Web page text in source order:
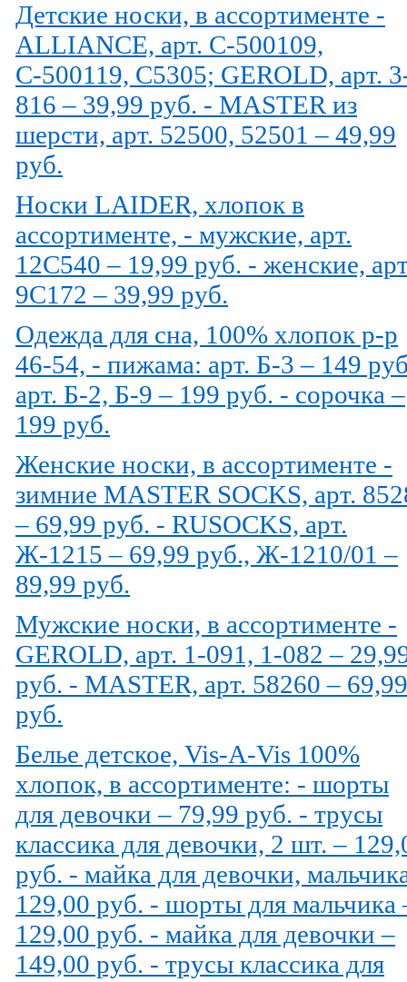
Детские носки, в ассортименте -
ALLIANCE, арт. С-500109,
С-500119, C5305; GEROLD, арт.
816 – 39,99 руб. - MASTER из
шерсти, арт. 52500, 52501 – 49,99
руб.
Носки LAIDER, хлопок в
ассортименте, - мужские, арт.
12С540 – 19,99 руб. - женские,
9С172 – 39,99 руб.
Одежда для сна, 100% хлопок р-р
46-54, - пижама: арт. Б-3 – 149
арт. Б-2, Б-9 – 199 руб. - сорочка –
199 руб.
Женские носки, в ассортименте -
зимние MASTER SOCKS, арт.
– 69,99 руб. - RUSOCKS, арт.
Ж-1215 – 69,99 руб., Ж-1210/01 –
89,99 руб.
Мужские носки, в ассортименте -
GEROLD, арт. 1-091, 1-082 –
руб. - MASTER, арт. 58260 – 69,99
руб.
Белье детское, Vis-A-Vis 100%
хлопок, в ассортименте: - шорты
для девочки – 79,99 руб. - трусы
классика для девочки, 2 шт. –
руб. - майка для девочки,
129,00 руб. - шорты для мальчика
129,00 руб. - майка для девочки –
149,00 руб. - трусы классика для